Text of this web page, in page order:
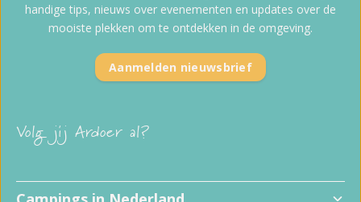
Volg jij Ardoer al?
handige tips, nieuws over evenementen en updates over de
mooiste plekken om te ontdekken in de omgeving.
Aanmelden nieuwsbrief